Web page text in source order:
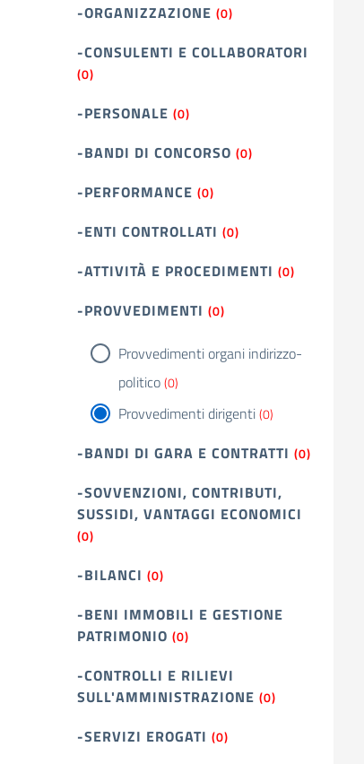
-ORGANIZZAZIONE (0)
-CONSULENTI E COLLABORATORI
(0)
-PERSONALE (0)
-BANDI DI CONCORSO (0)
-PERFORMANCE (0)
-ENTI CONTROLLATI (0)
-ATTIVITÀ E PROCEDIMENTI (0)
-PROVVEDIMENTI (0)
Provvedimenti organi indirizzo-
politico(0)
Provvedimenti dirigenti(0)
-BANDI DI GARA E CONTRATTI (0)
-SOVVENZIONI, CONTRIBUTI,
SUSSIDI, VANTAGGI ECONOMICI
(0)
-BILANCI (0)
-BENI IMMOBILI E GESTIONE
PATRIMONIO (0)
-CONTROLLI E RILIEVI
SULL'AMMINISTRAZIONE (0)
-SERVIZI EROGATI (0)